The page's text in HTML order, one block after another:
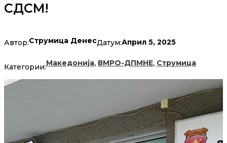
СДСМ!
Автор:Струмица ДенесДатум:Април 5, 2025
Категории:Македонија, ВМРО-ДПМНЕ, Струмица